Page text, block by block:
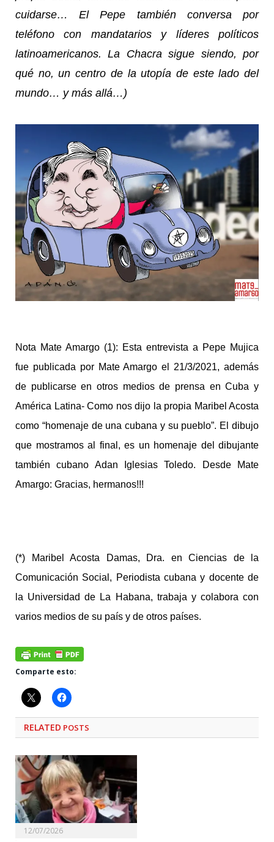
cuidarse… El Pepe también conversa por
teléfono con mandatarios y líderes políticos
latinoamericanos. La Chacra sigue siendo, por
qué no, un centro de la utopía de este lado del
mundo… y más allá…)
Nota Mate Amargo (1): Esta entrevista a Pepe Mujica
fue publicada por Mate Amargo el 21/3/2021, además
de publicarse en otros medios de prensa en Cuba y
América Latina- Como nos dijo la propia Maribel Acosta
como “homenaje de una cubana y su pueblo”. El dibujo
que mostramos al final, es un homenaje del dibujante
también cubano Adan Iglesias Toledo. Desde Mate
Amargo: Gracias, hermanos!!!
(*) Maribel Acosta Damas, Dra. en Ciencias de la
Comunicación Social, Periodista cubana y docente de
la Universidad de La Habana, trabaja y colabora con
varios medios de su país y de otros países.
Comparte esto:
RELATED POSTS
12/07/2026